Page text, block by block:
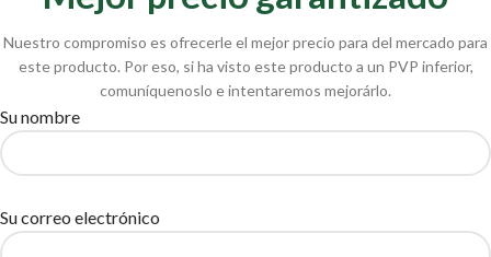
Nuestro compromiso es ofrecerle el mejor precio para del mercado para
este producto. Por eso, si ha visto este producto a un PVP inferior,
comuníquenoslo e intentaremos mejorárlo.
Su nombre
Su correo electrónico